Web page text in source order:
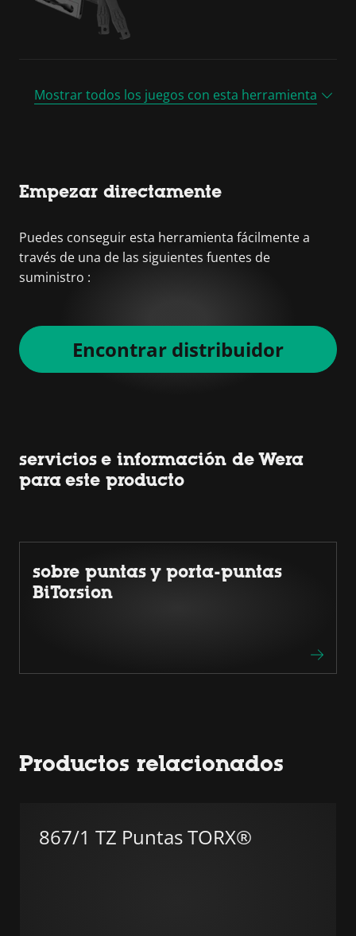
Mostrar todos los juegos con esta herramienta
Empezar directamente
Puedes conseguir esta herramienta fácilmente a
través de una de las siguientes fuentes de
suministro :
Encontrar distribuidor
servicios e información de Wera
para este producto
sobre puntas y porta-puntas
BiTorsion
Productos relacionados
867/1 TZ Puntas TORX®